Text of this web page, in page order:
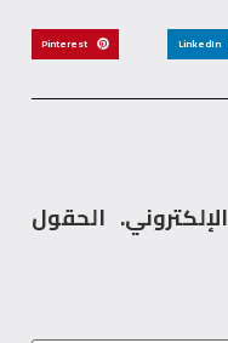
Pinterest
الحقول